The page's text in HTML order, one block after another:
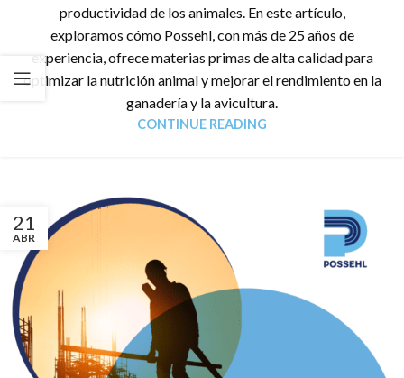
productividad de los animales. En este artículo,
exploramos cómo Possehl, con más de 25 años de
experiencia, ofrece materias primas de alta calidad para
optimizar la nutrición animal y mejorar el rendimiento en la
ganadería y la avicultura.
CONTINUE READING
21
ABR